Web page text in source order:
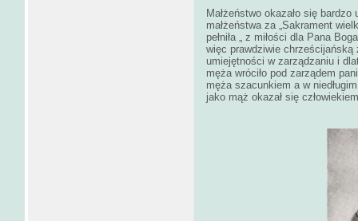
Małżeństwo okazało się
małżeństwa za „Sakrament
pełniła „ z miłości dla Pana
więc prawdziwie chrześcijańską
umiejętności w zarządzaniu i
męża wróciło pod zarządem
męża szacunkiem a w
jako mąż okazał się